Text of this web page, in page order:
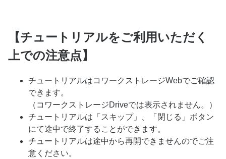
【チュートリアルをご利用いただく
上での注意点】
チュートリアルはコワークストレージWebでご確認
できます。
（コワークストレージDriveでは表示されません。）
チュートリアルは「スキップ」、「閉じる」ボタン
にて途中で終了することができます。
チュートリアルは途中から再開できませんのでご注
意ください。